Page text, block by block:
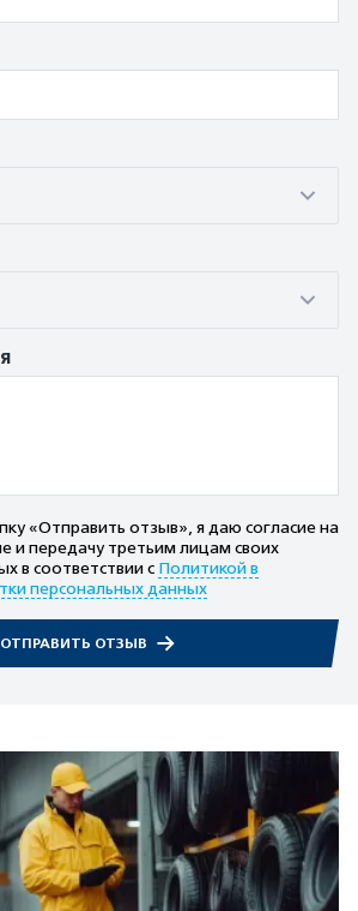
«Отправить отзыв», я даю согласие на
и передачу третьим лицам своих
в соответствии с Политикой в
персональных данных
ОТПРАВИТЬ ОТЗЫВ